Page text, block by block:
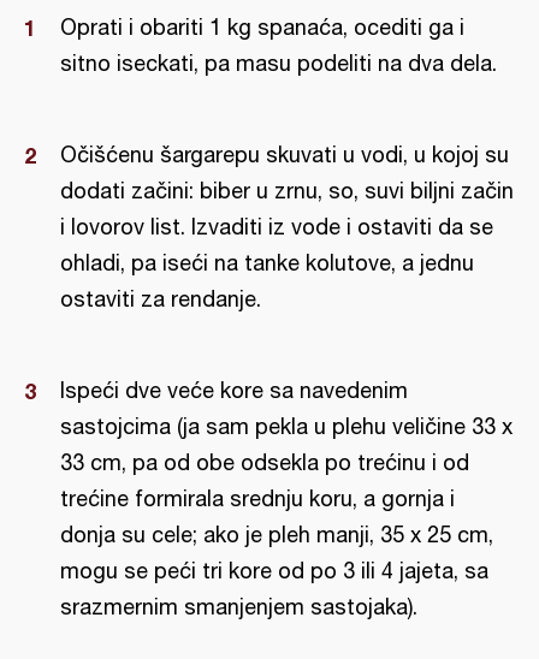
Oprati i obariti 1 kg spanaća, ocediti ga i
sitno iseckati, pa masu podeliti na dva dela.
Očišćenu šargarepu skuvati u vodi, u kojoj su
dodati začini: biber u zrnu, so, suvi biljni začin
i lovorov list. Izvaditi iz vode i ostaviti da se
ohladi, pa iseći na tanke kolutove, a jednu
ostaviti za rendanje.
Ispeći dve veće kore sa navedenim
sastojcima (ja sam pekla u plehu veličine 33 x
33 cm, pa od obe odsekla po trećinu i od
trećine formirala srednju koru, a gornja i
donja su cele; ako je pleh manji, 35 x 25 cm,
mogu se peći tri kore od po 3 ili 4 jajeta, sa
srazmernim smanjenjem sastojaka).